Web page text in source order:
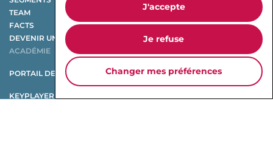
J'accepte
Je refuse
Changer mes préférences
TEAM
FACTS
DEVENIR UN KEYPLAYER
ACADÉMIE
PORTAIL DE L’EMPLOI
KEYPLAYER X CHANGE